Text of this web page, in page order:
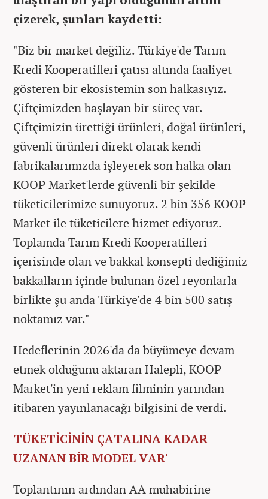
çizerek, şunları kaydetti:
"Biz bir market değiliz. Türkiye'de Tarım
Kredi Kooperatifleri çatısı altında faaliyet
gösteren bir ekosistemin son halkasıyız.
Çiftçimizden başlayan bir süreç var.
Çiftçimizin ürettiği ürünleri, doğal ürünleri,
güvenli ürünleri direkt olarak kendi
fabrikalarımızda işleyerek son halka olan
KOOP Market'lerde güvenli bir şekilde
tüketicilerimize sunuyoruz. 2 bin 356 KOOP
Market ile tüketicilere hizmet ediyoruz.
Toplamda Tarım Kredi Kooperatifleri
içerisinde olan ve bakkal konsepti dediğimiz
bakkalların içinde bulunan özel reyonlarla
birlikte şu anda Türkiye'de 4 bin 500 satış
noktamız var."​​​​​​​
Hedeflerinin 2026'da da büyümeye devam
etmek olduğunu aktaran Halepli, KOOP
Market'in yeni reklam filminin yarından
itibaren yayınlanacağı bilgisini de verdi.
TÜKETİCİNİN ÇATALINA KADAR
UZANAN BİR MODEL VAR'
Toplantının ardından AA muhabirine